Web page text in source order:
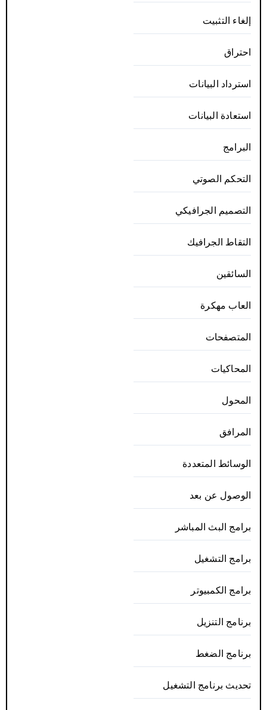
إلغاء التثبيت
احتراق
استرداد البيانات
استعادة البيانات
البرامج
التحكم الصوتي
التصميم الجرافيكي
التقاط الجرافيك
السائقين
العاب مهكرة
المتصفحات
المحاكيات
المحول
المرافق
الوسائط المتعددة
الوصول عن بعد
برامج البث المباشر
برامج التشغيل
برامج الكمبيوتر
برنامج التنزيل
برنامج الضغط
تحديث برنامج التشغيل